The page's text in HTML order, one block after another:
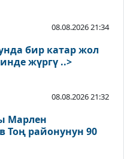
08.08.2026 21:34
бир катар жол
жүргү ..>
08.08.2026 21:32
Марлен
Тоң районунун 90